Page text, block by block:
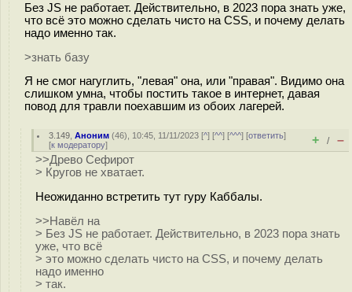
Без JS не работает. Действительно, в 2023 пора знать уже,
что всё это можно сделать чисто на CSS, и почему делать
надо именно так.
>знать базу
Я не смог нагуглить, "левая" она, или "правая". Видимо она
слишком умна, чтобы постить такое в интернет, давая
повод для травли поехавшим из обоих лагерей.
3.149 ,Аноним (46), 10:45, 11/11/2023 [^] [^^] [^^^] [ответить]
[к модератору] + / –
>>Древо Сефирот
> Кругов не хватает.
Неожиданно встретить тут гуру Каббалы.
>>Навёл на
> Без JS не работает. Действительно, в 2023 пора знать
уже, что всё
> это можно сделать чисто на CSS, и почему делать
надо именно
> так.